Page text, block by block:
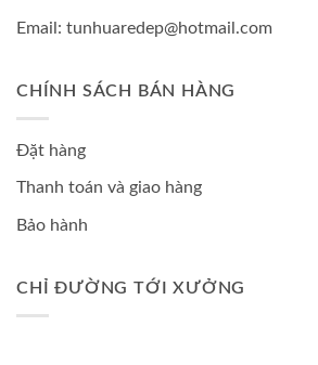
Email: tunhuaredep@hotmail.com
CHÍNH SÁCH BÁN HÀNG
Đặt hàng
Thanh toán và giao hàng
Bảo hành
CHỈ ĐƯỜNG TỚI XƯỞNG